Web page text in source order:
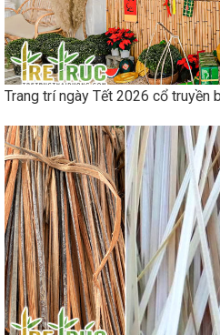
Trang trí ngày Tết 2026 cổ truyền